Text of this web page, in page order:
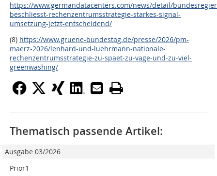
https://www.germandatacenters.com/news/detail/
beschliesst-rechenzentrumsstrategie-starkes-signal-
umsetzung-jetzt-entscheidend/
(8) https://www.gruene-bundestag.de/presse/2026/pm-
maerz-2026/lenhard-und-luehrmann-nationale-
rechenzentrumsstrategie-zu-spaet-zu-vage-und-zu-viel-
greenwashing/
Thematisch passende Artikel:
Ausgabe 03/2026
Prior1